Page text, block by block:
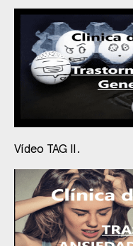
Vídeo TAG II.